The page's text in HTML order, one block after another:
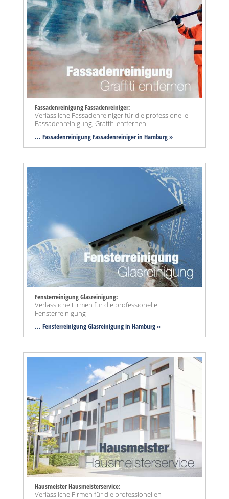
Fassadenreinigung Fassadenreiniger:
Verlässliche Fassadenreiniger für die professionelle
Fassadenreinigung, Graffiti entfernen
... Fassadenreinigung Fassadenreiniger in Hamburg »
Fensterreinigung Glasreinigung:
Verlässliche Firmen für die professionelle
Fensterreinigung
... Fensterreinigung Glasreinigung in Hamburg »
Hausmeister Hausmeisterservice:
Verlässliche Firmen für die professionellen